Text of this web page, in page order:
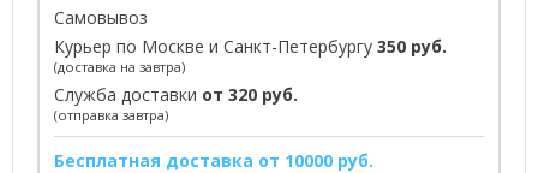
Самовывоз
Курьер по Москве и Санкт-Петербургу 350 руб.
(доставка на завтра)
Служба доставки от 320 руб.
(отправка завтра)
Бесплатная доставка от 10000 руб.